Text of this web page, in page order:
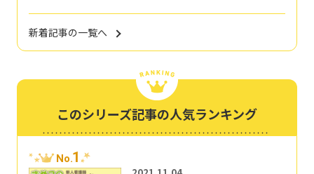
新着記事の一覧へ
このシリーズ記事の人気ランキング
No.1